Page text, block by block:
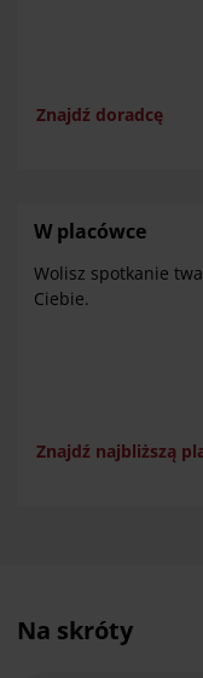
Znajdź doradcę
W placówce
Wolisz spotkanie
Ciebie.
Znajdź najbliższą
Na skróty